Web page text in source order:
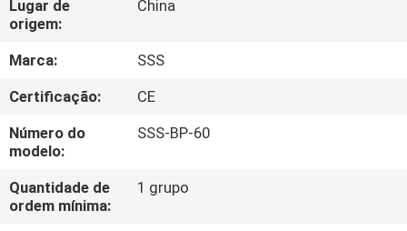
SOBRE
NÓS
VISITA
À
FÁBRICA
Lugar de
origem:
China
Marca:
SSS
Certificação:
CE
Número do
modelo:
SSS-BP-60
Quantidade de
ordem mínima:
1 grupo